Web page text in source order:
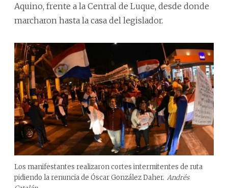
Aquino, frente a la Central de Luque, desde donde
marcharon hasta la casa del legislador.
Los manifestantes realizaron cortes intermitentes de ruta
pidiendo la renuncia de Óscar González Daher. Andrés